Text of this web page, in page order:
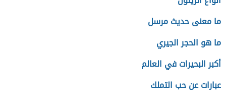
ما معنى حديث مرسل
ما هو الحجر الجيري
أكبر البحيرات في العالم
عبارات عن حب التملك